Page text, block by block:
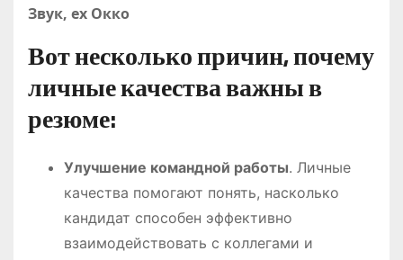
Звук, ex Окко
Вот несколько причин, почему
личные качества важны в
резюме:
Улучшение командной работы. Личные
качества помогают понять, насколько
кандидат способен эффективно
взаимодействовать с коллегами и